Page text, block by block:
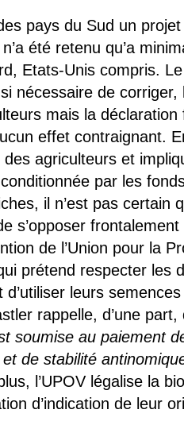
pays du Sud un
été retenu qu’a
Etats-Unis compris.
nécessaire de
mais la
effet contraignant.
agriculteurs et
par les
il n’est pas certain
s’opposer
de l’Union pour la
prétend respecter les
leurs
rappelle, d’une
soumise au paiement
de stabilité
l’UPOV légalise la
d’indication de leur